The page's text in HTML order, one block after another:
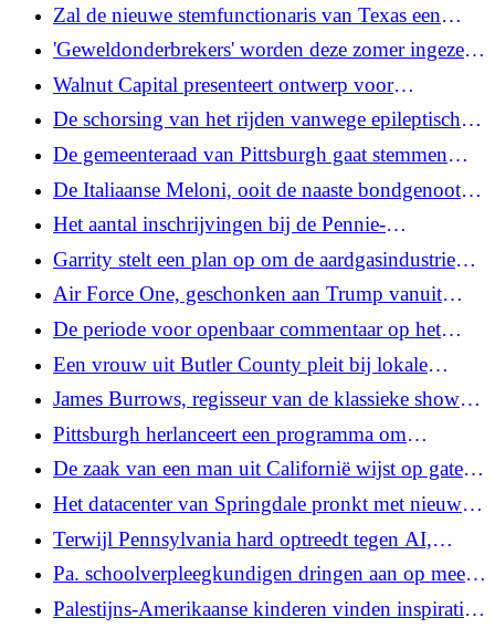
Zal de nieuwe stemfunctionaris van Texas een
‘disruptor’ zijn? De lokale bevolking bereidt zich
hierop voor
'Geweldonderbrekers' worden deze zomer ingezet
in zwembaden van Pittsburgh, aldus
veiligheidsleiders van de jeugd
Walnut Capital presenteert ontwerp voor
appartementencomplex met 199 eenheden in East
Liberty
De schorsing van het rijden vanwege epileptische
aanvallen is in Pa verminderd, grotendeels in
overeenstemming met de aanbevelingen van
deskundigen
De gemeenteraad van Pittsburgh gaat stemmen
over de schikkingsbetalingen van Fern Hollow
Bridge
De Italiaanse Meloni, ooit de naaste bondgenoot
van Trump in Europa, zegt dat hij een verhaal over
haar heeft verzonnen
Het aantal inschrijvingen bij de Pennie-
ziektekostenverzekering daalt met 160.000 nadat
de federale subsidies vervallen
Garrity stelt een plan op om de aardgasindustrie
van het Gemenebest 'ontketenen'
Air Force One, geschonken aan Trump vanuit
Qatar, arriveert op Joint Base Andrews
De periode voor openbaar commentaar op het
voorstel voor betaald ouderschapsverlof van
Allegheny County is verlengd
Een vrouw uit Butler County pleit bij lokale
functionarissen over immigratie nadat haar
echtgenoot is gearresteerd
James Burrows, regisseur van de klassieke shows
'Cheers' en 'Friends', sterft op 85-jarige leeftijd
Pittsburgh herlanceert een programma om
maatschappelijk werkers op noodoproepen te
sturen
De zaak van een man uit Californië wijst op gaten
in de zorg en het toezicht in de detentiecentra van
het DHS
Het datacenter van Springdale pronkt met nieuwe
ontwerpen; sommige bewoners hopen nog steeds
dat het project kan worden stopgezet
Terwijl Pennsylvania hard optreedt tegen AI,
blijven meerdere chatbots zich voordoen als artsen
Pa. schoolverpleegkundigen dringen aan op meer
personeelsondersteuning en financiering
Palestijns-Amerikaanse kinderen vinden inspiratie